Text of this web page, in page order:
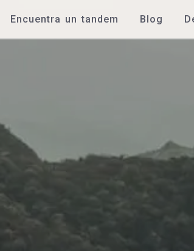
Encuentra un tandem Blog